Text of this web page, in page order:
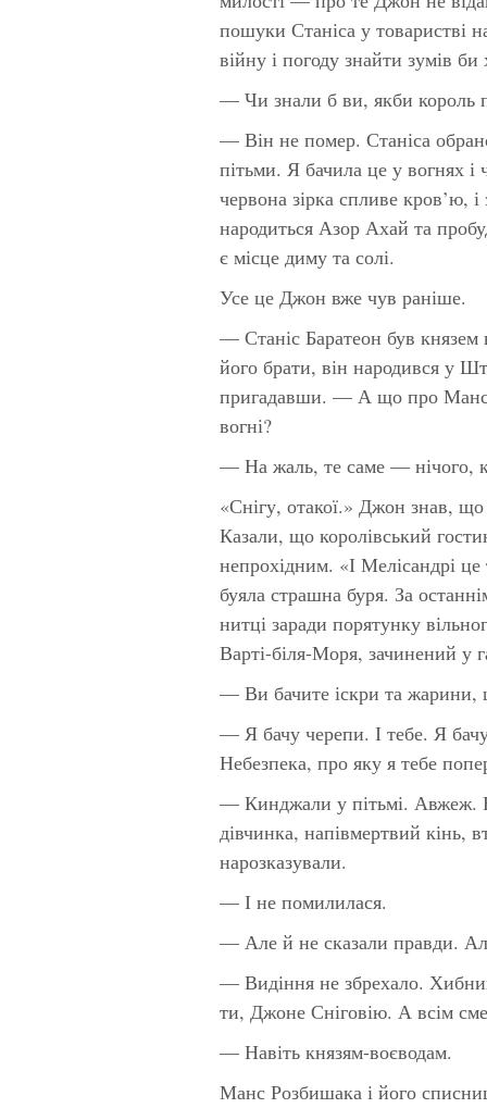
пошуки Станіса у товаристві
війну і погоду знайти зумів
— Чи знали б ви, якби
— Він не помер. Станіса
пітьми. Я бачила це у вогнях і
червона зірка спливе кров’ю, і
народиться Азор Ахай та
є місце диму та солі.
Усе це Джон вже чув раніше.
— Станіс Баратеон був
його брати, він народився у
пригадавши. — А що про
вогні?
— На жаль, те саме — нічого,
«Снігу, отакої.» Джон знав, що
Казали, що королівський
непрохідним. «І Мелісандрі
буяла страшна буря. За
нитці заради порятунку
Варті-біля-Моря, зачинений у
— Ви бачите іскри та жарини,
— Я бачу черепи. І тебе. Я
Небезпека, про яку я тебе
— Кинджали у пітьмі. Авжеж.
дівчинка, напівмертвий
нарозказували.
— І не помилилася.
— Але й не сказали правди.
— Видіння не збрехало.
ти, Джоне Сніговію. А всім
— Навіть князям-воєводам.
Манс Розбишака і його